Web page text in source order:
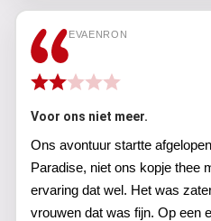
EVAENRON
Voor ons niet meer.
Ons avontuur startte
Paradise, niet ons kopje thee
ervaring dat wel. Het was
vrouwen dat was fijn. Op een